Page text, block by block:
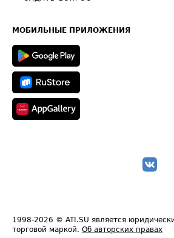
Техническая информация
МОБИЛЬНЫЕ ПРИЛОЖЕНИЯ
1998-2026 © ATI.SU является
торговой маркой. Об авторских правах